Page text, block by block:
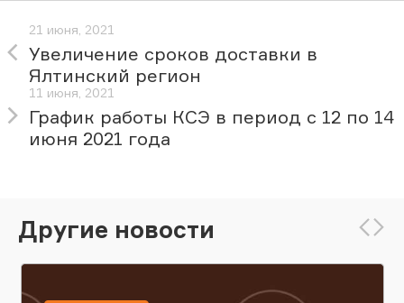
21 июня, 2021
Увеличение сроков доставки в
Ялтинский регион
11 июня, 2021
График работы КСЭ в период с 12 по 14
июня 2021 года
Другие новости